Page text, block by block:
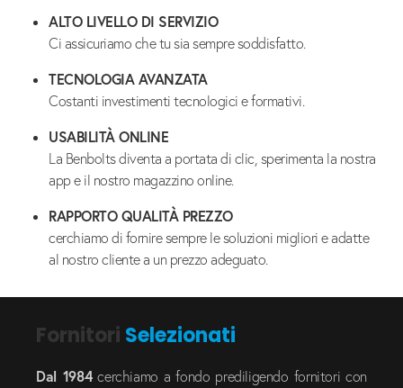
ALTO LIVELLO DI SERVIZIO
Ci assicuriamo che tu sia sempre soddisfatto.
TECNOLOGIA AVANZATA
Costanti investimenti tecnologici e formativi.
USABILITÀ ONLINE
La Benbolts diventa a portata di clic, sperimenta la nostra
app e il nostro magazzino online.
RAPPORTO QUALITÀ PREZZO
cerchiamo di fornire sempre le soluzioni migliori e adatte
al nostro cliente a un prezzo adeguato.
Fornitori Selezionati
Dal 1984cerchiamo a fondo prediligendo fornitori con